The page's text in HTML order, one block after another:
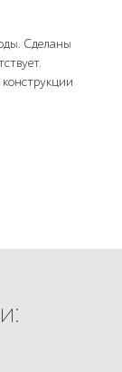
Сделаны
конструкции